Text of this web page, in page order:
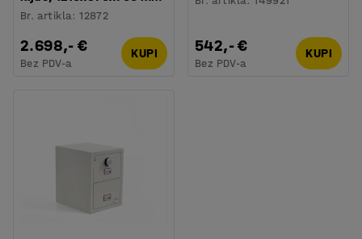
Br. artikla:12872
2.698,- €
Bez PDV-a
KUPI 542,- €
Bez PDV-a
KUPI